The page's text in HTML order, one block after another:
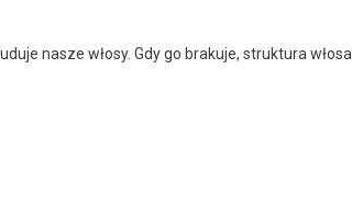
nasze włosy. Gdy go brakuje, struktura włosa